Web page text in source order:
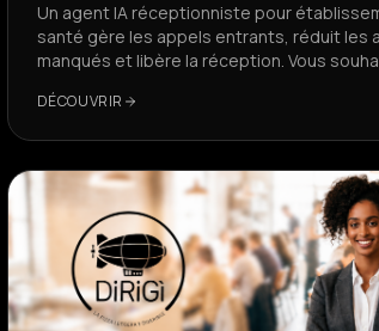
Un agent IA réceptionniste pour
santé gère les appels entrants, réduit les
manqués et libère la réception. Vous
DÉCOUVRIR